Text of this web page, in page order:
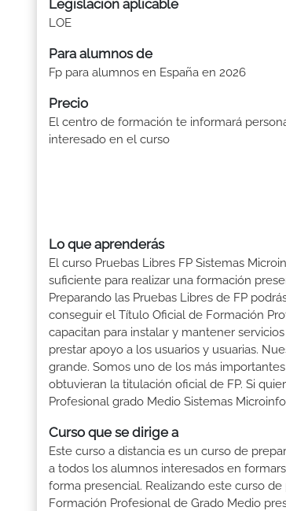
Legislación aplicable
LOE
Para alumnos de
Fp para alumnos en España en 2026
Precio
El centro de formación te informará
interesado en el curso
Lo que aprenderás
El curso Pruebas Libres FP Sistemas
suficiente para realizar una formación
Preparando las Pruebas Libres de FP
conseguir el Título Oficial de Formación
capacitan para instalar y mantener
prestar apoyo a los usuarios y usuarias.
grande. Somos uno de los más
obtuvieran la titulación oficial de FP. Si
Profesional grado Medio Sistemas
Curso que se dirige a
Este curso a distancia es un curso de
a todos los alumnos interesados en
forma presencial. Realizando este curso
Formación Profesional de Grado Medio